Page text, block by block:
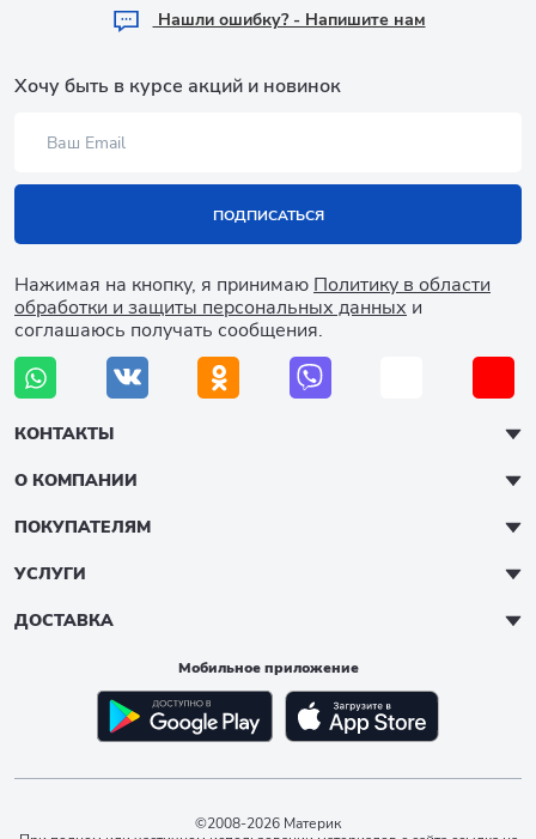
Hашли ошибку? - Напишите нам
Хочу быть в курсе акций и новинок
ПОДПИСАТЬСЯ
Нажимая на кнопку, я принимаю Политику в области
обработки и защиты персональных данных и
соглашаюсь получать сообщения.
КОНТАКТЫ
О КОМПАНИИ
ПОКУПАТЕЛЯМ
УСЛУГИ
ДОСТАВКА
Мобильное приложение
©2008-2026 Материк